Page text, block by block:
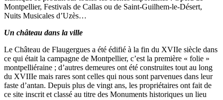
Montpellier, Festivals de Callas ou de Saint-Guilhem-le-Désert,
Nuits Musicales d’Uzès…
Un château dans la ville
Le Château de Flaugergues a été édifié à la fin du XVIIe siècle dans
ce qui était la campagne de Montpellier, c’est la première « folie »
montpelliéraine ; d’autres demeures ont été construites tout au long
du XVIIIe mais rares sont celles qui nous sont parvenues dans leur
faste d’antan. Depuis plus de vingt ans, les propriétaires ont fait de
ce site inscrit et classé au titre des Monuments historiques un lieu